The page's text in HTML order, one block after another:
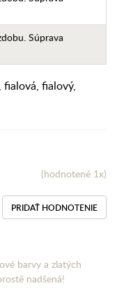
Súprava
, fialová, fialový,
(hodnotené 1x)
PRIDAŤ HODNOTENIE
barvy a zlatých
nadšená!